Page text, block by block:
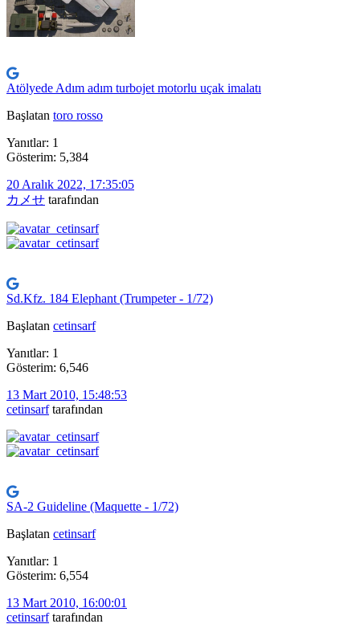
Atölyede Adım adım turbojet motorlu uçak imalatı
Başlatan toro rosso
Yanıtlar: 1
Gösterim: 5,384
20 Aralık 2022, 17:35:05
カメせ tarafından
Sd.Kfz. 184 Elephant (Trumpeter - 1/72)
Başlatan cetinsarf
Yanıtlar: 1
Gösterim: 6,546
13 Mart 2010, 15:48:53
cetinsarftarafından
SA-2 Guideline (Maquette - 1/72)
Başlatan cetinsarf
Yanıtlar: 1
Gösterim: 6,554
13 Mart 2010, 16:00:01
cetinsarftarafından